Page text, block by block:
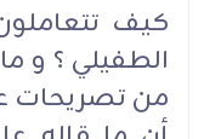
كيف
الطفيلي ؟ و
من تصريحات